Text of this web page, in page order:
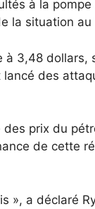
à la
la situation
à 3,48
des
prix du
de cette
», a déclaré